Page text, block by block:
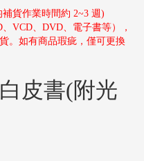
貨作業時間約 2~3 週)
VCD、DVD、電子書等），
。如有商品瑕疵，僅可更換
皮書(附光